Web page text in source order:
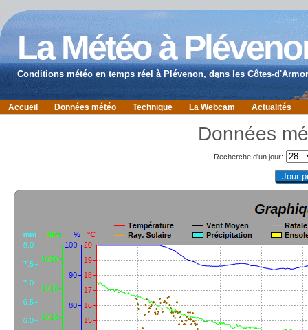
La Météo à
Conditions météo en temps réel à Plévenon, dans les Côtes-
Accueil Données météo Technique La Webcam Actualités
Données
Recherche d'un jour: